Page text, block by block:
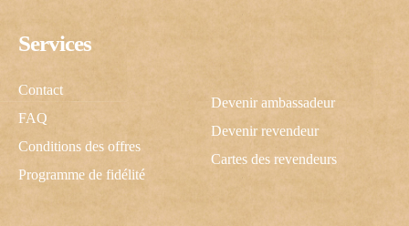
Services
Contact
FAQ
Conditions des offres
Programme de fidélité
Devenir ambassadeur
Devenir revendeur
Cartes des revendeurs